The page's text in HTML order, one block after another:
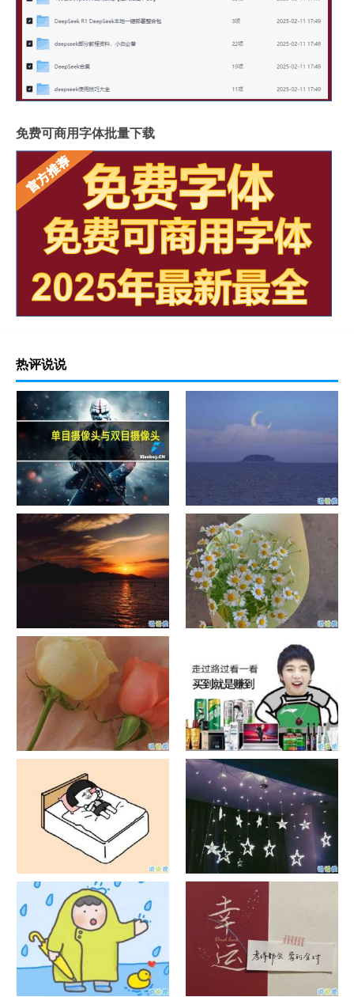
免费可商用字体批量下载
热评说说
单目摄像头与双目摄像头
晚安励志语录带图片 晚安心语
励志鸡汤
日出文案温柔句子 看日出的微
信说说配图
晒风景照的唯美说说配图 适合
发风景的朋友圈文案
官宣恋爱的说说配图 官宣句子
抖音摆地摊文案 摆地摊的搞笑
说说带图片
谐音梗土味情话大全带图片 油
腻搞笑的土味情话
很酷的霸气句子带图片 最新霸
气说说高冷范